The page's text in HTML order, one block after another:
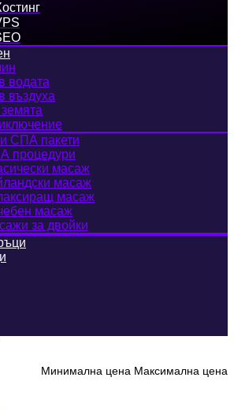
водата
въздуха
СПА пакети
процедури
масаж
масаж
масаж
масаж
за двойки
Минимална цена Максимална цена